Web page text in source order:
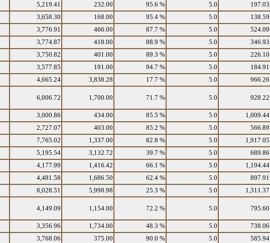
5,219.41 232.00 95.6 % 5.0 197.03
3,658.30 168.00 95.4 % 5.0 138.59
3,776.91 466.00 87.7 % 5.0 524.09
3,774.87 418.00 88.9 % 5.0 346.93
3,750.82 401.00 89.3 % 5.0 226.10
3,577.85 191.00 94.7 % 5.0 184.91
4,665.24 3,838.28 17.7 % 5.0 966.26
6,006.72 1,700.00 71.7 % 5.0 928.22
3,000.86 434.00 85.5 % 5.0 1,009.44
2,727.07 403.00 85.2 % 5.0 566.89
7,765.02 1,337.00 82.8 % 5.0 1,917.05
5,195.54 3,132.72 39.7 % 5.0 689.86
4,177.99 1,416.42 66.1 % 5.0 1,194.44
4,481.58 1,686.50 62.4 % 5.0 897.91
8,028.51 5,998.98 25.3 % 5.0 1,311.37
4,149.09 1,154.00 72.2 % 5.0 795.60
3,356.96 1,734.00 48.3 % 5.0 738.06
3,768.06 375.00 90.0 % 5.0 585.94